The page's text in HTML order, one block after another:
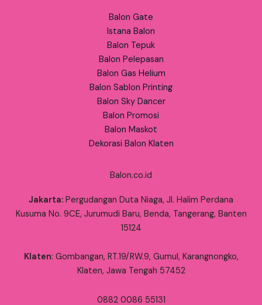
Balon Gate
Istana Balon
Balon Tepuk
Balon Pelepasan
Balon Gas Helium
Balon Sablon Printing
Balon Sky Dancer
Balon Promosi
Balon Maskot
Dekorasi Balon Klaten
Balon.co.id
Jakarta: Pergudangan Duta Niaga, Jl. Halim Perdana
Kusuma No. 9CE, Jurumudi Baru, Benda, Tangerang, Banten
15124
Klaten: Gombangan, RT.19/RW.9, Gumul, Karangnongko,
Klaten, Jawa Tengah 57452
0882 0086 55131